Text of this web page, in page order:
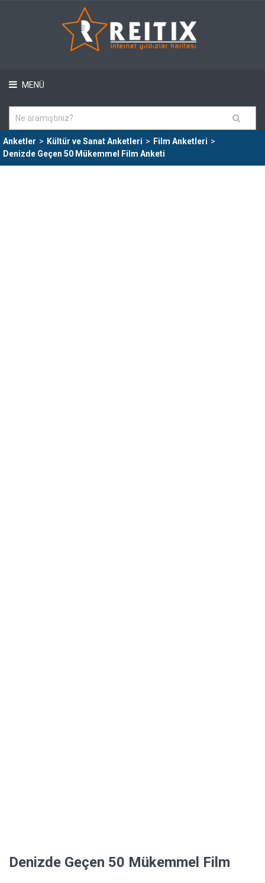
MENÜ
Anketler > Kültür ve Sanat Anketleri > Film Anketleri >
Denizde Geçen 50 Mükemmel Film Anketi
Denizde Geçen 50 Mükemmel Film